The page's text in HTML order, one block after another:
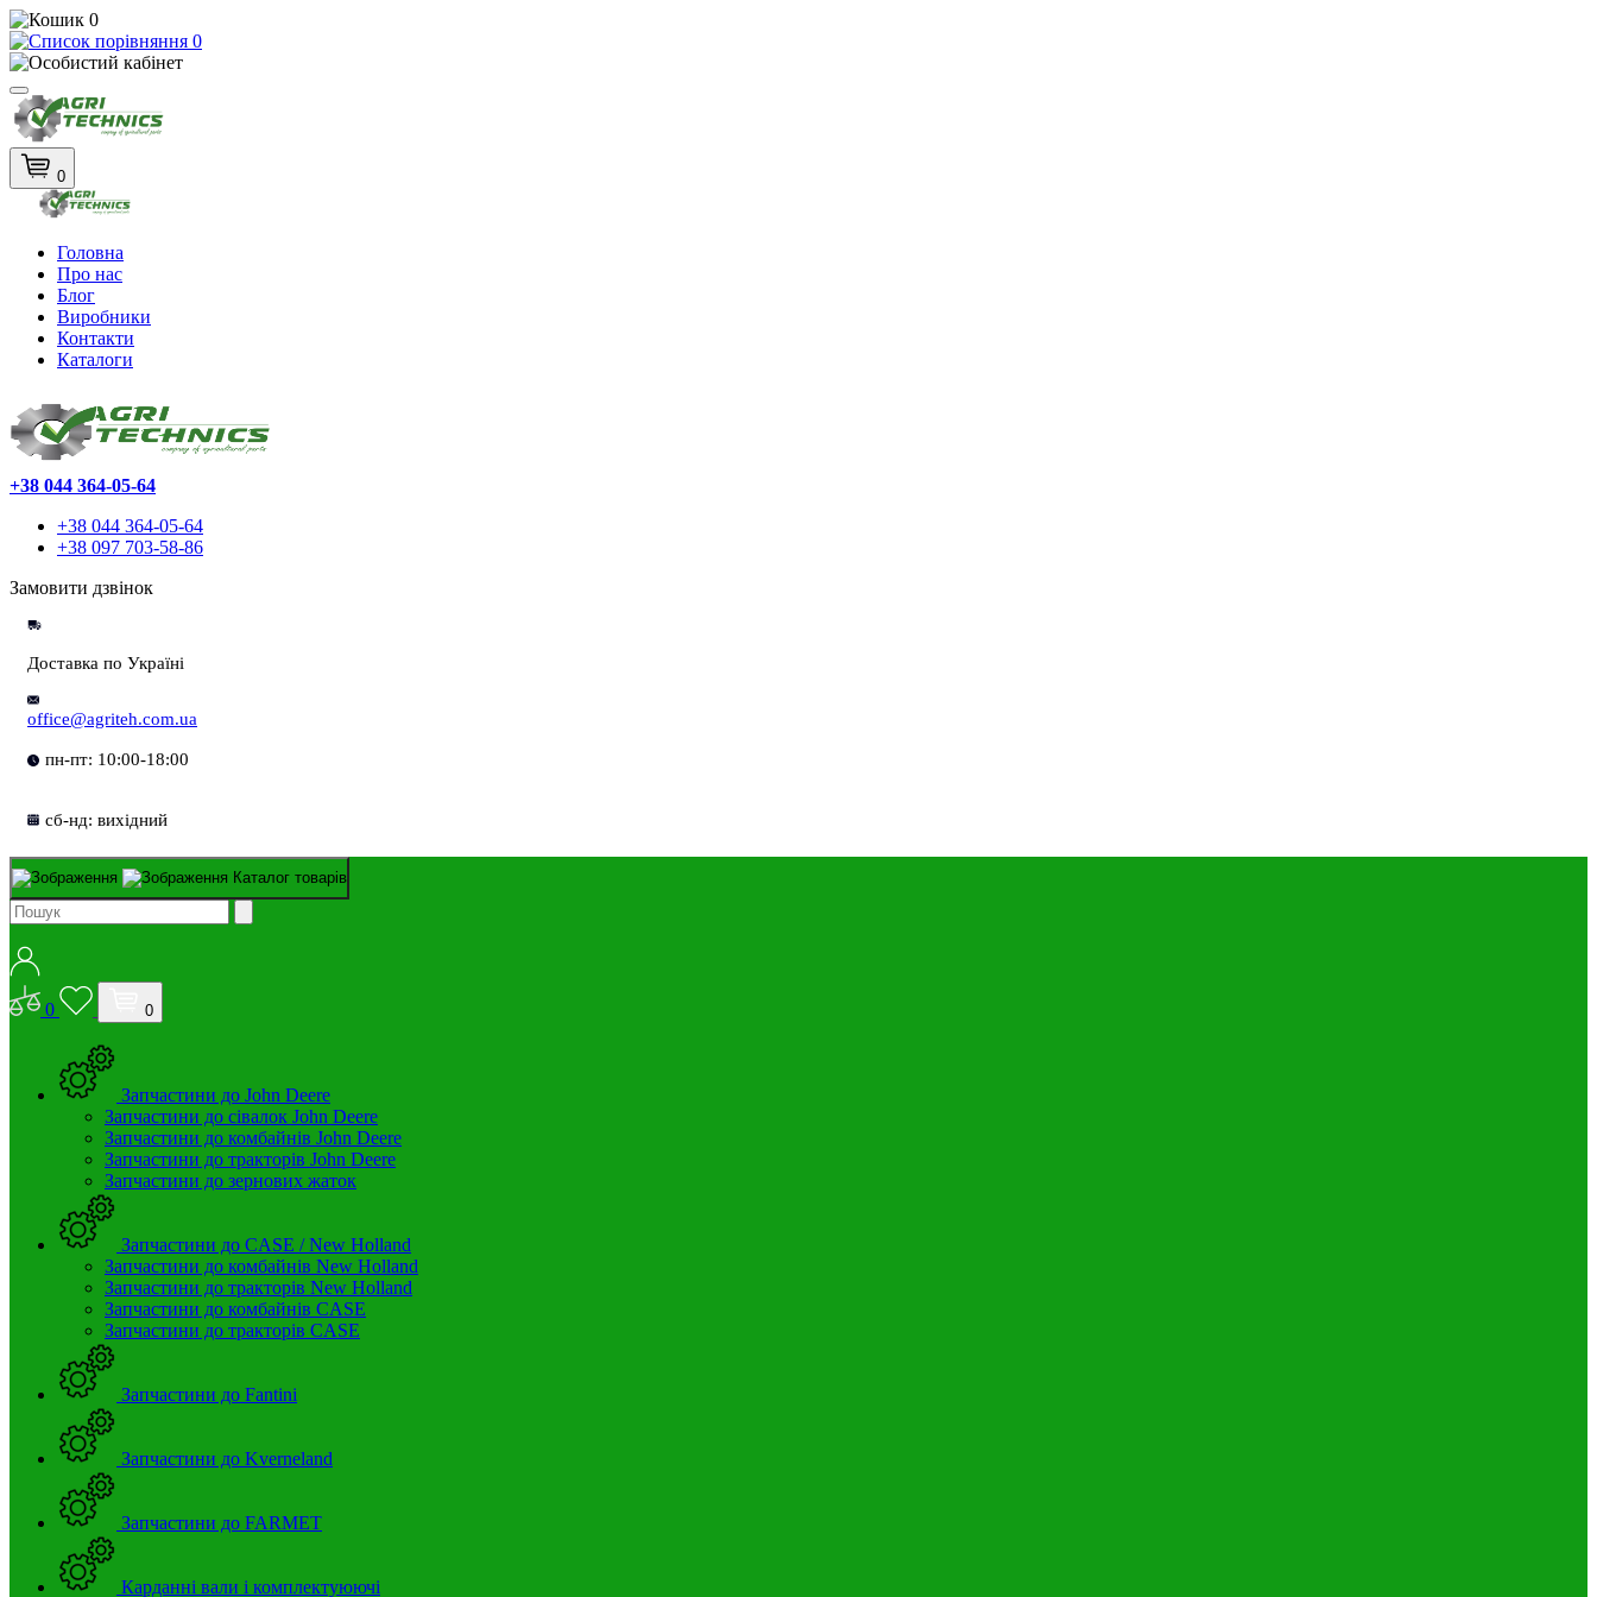
0
0
0
Головна
Про нас
Блог
Виробники
Контакти
Каталоги
+38 044 364-05-64
+38 044 364-05-64
+38 097 703-58-86
Замовити дзвінок
Доставка по Україні
office@agriteh.com.ua
пн-пт: 10:00-18:00
сб-нд: вихідний
Каталог товарів
0 0
Запчастини до John Deere
Запчастини до сівалок John Deere
Запчастини до комбайнів John Deere
Запчастини до тракторів John Deere
Запчастини до зернових жаток
Запчастини до CASE / New Holland
Запчастини до комбайнів New Holland
Запчастини до тракторів New Holland
Запчастини до комбайнів CASE
Запчастини до тракторів CASE
Запчастини до Fantini
Запчастини до Kverneland
Запчастини до FARMET
Карданні вали і комплектуюючі